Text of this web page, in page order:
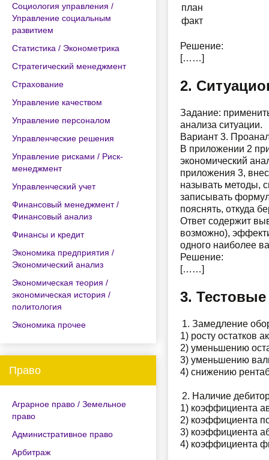
Социология управления /
Управление социальным
развитием
Статистика / Эконометрика
Стратегический менеджмент
Страхование
Управление качеством
Управление персоналом
Управленческие решения
Управление рисками / Риск-
менеджмент
Управленческий учет
Финансовый менеджмент /
Финансовый анализ
Финансы и кредит
Экономика предприятия /
Экономический анализ
Экономическая теория /
экономическая история /
политология
Экономика прочее
Право
Аграрное право / Земельное
право
Административное право
Арбитраж
план
факт
Решение:
[……]
2.
Задание:
анализа ситуации.
Вариант 3.
В приложении 2
экономический
приложения 3,
называть методы,
записывать
пояснять, откуда
Ответ содержит
возможно),
одного наиболее
Решение:
[……]
3.
Замедление
1) росту остатков
2) уменьшению
3) уменьшению
4) снижению
Наличие
1) коэффициента
2) коэффициента
3) коэффициента
4) коэффициента